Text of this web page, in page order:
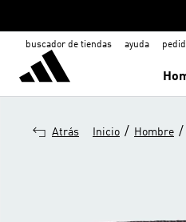
buscador de tiendas ayuda
Atrás Inicio / Hombre /